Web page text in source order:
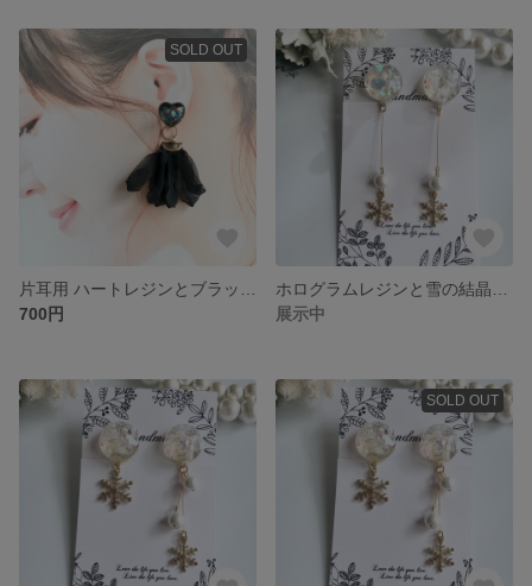
SOLD OUT
700円
展示中
SOLD OUT